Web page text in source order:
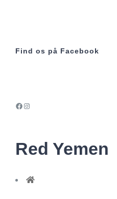
Find os på Facebook
Facebook
Red Yemen